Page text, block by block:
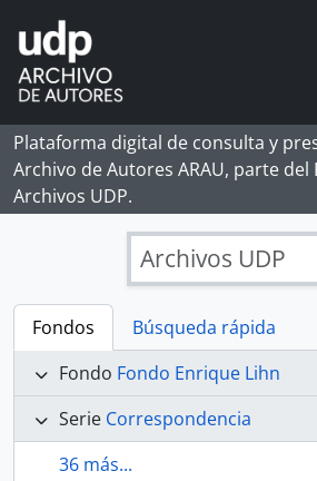
Skip to main content
Plataforma digital de consulta y
Archivo de Autores ARAU, parte
Archivos UDP.
Archivos UDP
Fondos
Búsqueda rápida
Fondo Fondo Enrique Lihn
Serie Correspondencia
36 más...